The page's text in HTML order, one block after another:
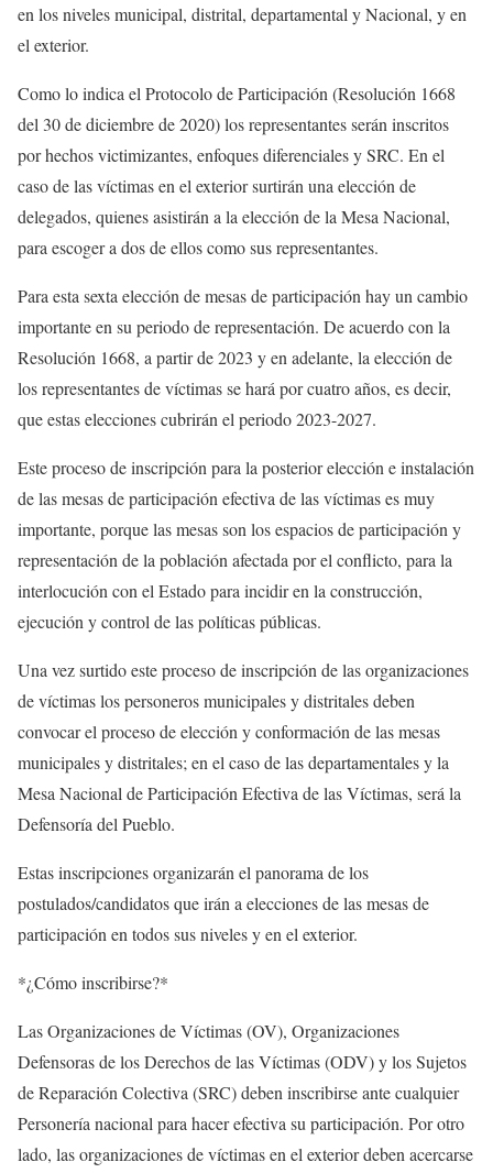
en los niveles municipal, distrital, departamental y Nacional, y en
el exterior.
Como lo indica el Protocolo de Participación (Resolución 1668
del 30 de diciembre de 2020) los representantes serán inscritos
por hechos victimizantes, enfoques diferenciales y SRC. En el
caso de las víctimas en el exterior surtirán una elección de
delegados, quienes asistirán a la elección de la Mesa Nacional,
para escoger a dos de ellos como sus representantes.
Para esta sexta elección de mesas de participación hay un cambio
importante en su periodo de representación. De acuerdo con la
Resolución 1668, a partir de 2023 y en adelante, la elección de
los representantes de víctimas se hará por cuatro años, es decir,
que estas elecciones cubrirán el periodo 2023-2027.
Este proceso de inscripción para la posterior elección e instalación
de las mesas de participación efectiva de las víctimas es muy
importante, porque las mesas son los espacios de participación y
representación de la población afectada por el conflicto, para la
interlocución con el Estado para incidir en la construcción,
ejecución y control de las políticas públicas.
Una vez surtido este proceso de inscripción de las organizaciones
de víctimas los personeros municipales y distritales deben
convocar el proceso de elección y conformación de las mesas
municipales y distritales; en el caso de las departamentales y la
Mesa Nacional de Participación Efectiva de las Víctimas, será la
Defensoría del Pueblo.
Estas inscripciones organizarán el panorama de los
postulados/candidatos que irán a elecciones de las mesas de
participación en todos sus niveles y en el exterior.
*¿Cómo inscribirse?*
Las Organizaciones de Víctimas (OV), Organizaciones
Defensoras de los Derechos de las Víctimas (ODV) y los Sujetos
de Reparación Colectiva (SRC) deben inscribirse ante cualquier
Personería nacional para hacer efectiva su participación. Por otro
lado, las organizaciones de víctimas en el exterior deben acercarse